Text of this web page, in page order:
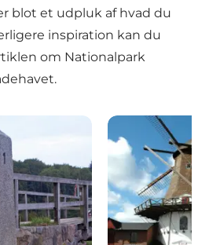
blot et udpluk af hvad du
inspiration kan du
om Nationalpark
.
udfordringer Højer Mølle